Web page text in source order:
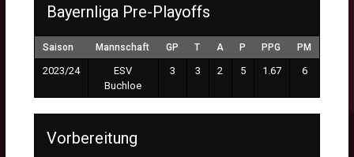
Bayernliga Pre-Playoffs
Saison Mannschaft GP T A P PPG PM
2023/24
ESV
Buchloe
3 3 2 5 1.67 6
Vorbereitung